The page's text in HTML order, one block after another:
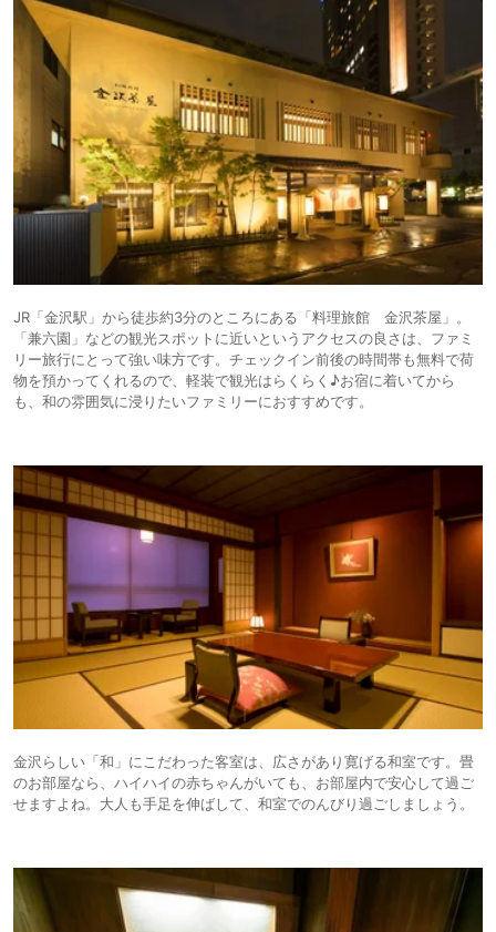
JR「金沢駅」から徒歩約3分のところにある「料理旅館 金沢茶屋」。
「兼六園」などの観光スポットに近いというアクセスの良さは、ファミ
リー旅行にとって強い味方です。チェックイン前後の時間帯も無料で荷
物を預かってくれるので、軽装で観光はらくらく♪お宿に着いてから
も、和の雰囲気に浸りたいファミリーにおすすめです。
金沢らしい「和」にこだわった客室は、広さがあり寛げる和室です。畳
のお部屋なら、ハイハイの赤ちゃんがいても、お部屋内で安心して過ご
せますよね。大人も手足を伸ばして、和室でのんびり過ごしましょう。